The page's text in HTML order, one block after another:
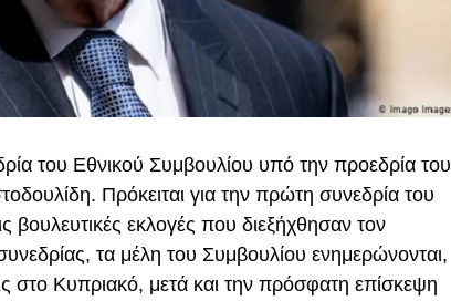
του Εθνικού Συμβουλίου υπό την προεδρία του
Πρόκειται για την πρώτη συνεδρία του
βουλευτικές εκλογές που διεξήχθησαν τον
τα μέλη του Συμβουλίου ενημερώνονται,
στο Κυπριακό, μετά και την πρόσφατη επίσκεψη